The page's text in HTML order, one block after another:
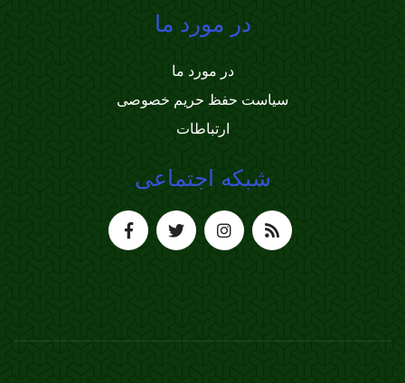
در مورد ما
در مورد ما
سیاست حفظ حریم خصوصی
ارتباطات
شبکه اجتماعی